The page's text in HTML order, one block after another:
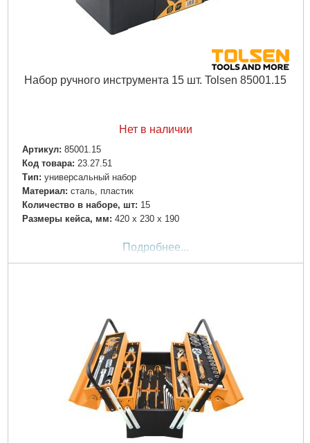
Набор ручного инструмента 15 шт. Tolsen 85001.15
Нет в наличии
Артикул: 85001.15
Код товара: 23.27.51
Тип: универсальный набор
Материал: сталь, пластик
Количество в наборе, шт: 15
Размеры кейса, мм: 420 x 230 x 190
Подробнее...